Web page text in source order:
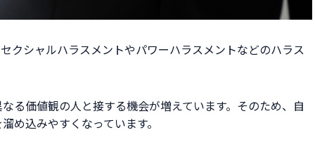
クシャルハラスメントやパワーハラスメントなどのハラス
る価値観の人と接する機会が増えています。そのため、自
め込みやすくなっています。